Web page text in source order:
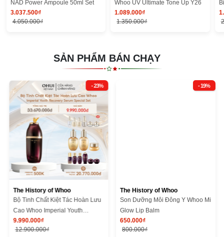
NAD Power Ampoule 50ml Set
3.037.500₫
4.050.000₫
Whoo UV Ultimate Tone Up Y26
1.089.000₫
1.350.000₫
SẢN PHẨM BÁN CHẠY
- 23%
The History of Whoo
Bộ Tinh Chất Kiệt Tác Hoàn Lưu
Cao Whoo Imperial Youth
Recovery Serum Special Set
9.990.000₫
12.900.000₫
- 19%
The History of Whoo
Son Dưỡng Môi Đông Y Whoo Mi
Glow Lip Balm
650.000₫
800.000₫